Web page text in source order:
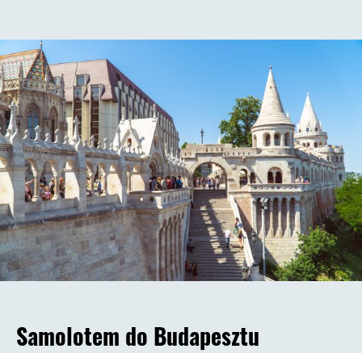
Samolotem do Budapesztu